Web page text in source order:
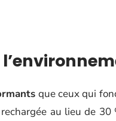
que ceux qui
au lieu de